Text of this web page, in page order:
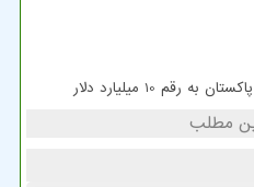
10 میلیارد دلار
مطلب